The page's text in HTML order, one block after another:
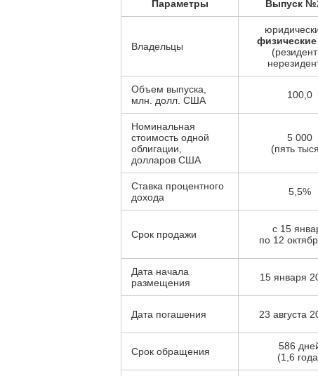
Параметры Выпуск
Владельцы
физические
Объем выпуска,
млн. долл. США
100,0
Номинальная
стоимость одной
облигации,
долларов США
5 000
(пять
Ставка процентного
дохода
5,5%
Срок продажи
с 15
по 12
Дата начала
размещения
15 января
Дата погашения 23 августа
Срок обращения
586
(1,6